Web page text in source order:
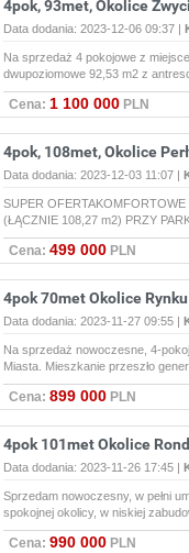
4pok, 93met, Okolice
Data dodania: 2023-12-06 09:37 |
Na sprzedaż 4 pokojowe z
dwupoziomowe 92,53 m2 z
Cena: 1 100 000PLN
4pok, 108met, Okolice
Data dodania: 2023-12-03 11:07 |
SUPER
(ŁĄCZNIE 108,27 m2) PRZY
Cena: 499 000PLN
4pok 70met Okolice Rynku
Data dodania: 2023-11-27 09:55 |
Na sprzedaż nowoczesne, 4-
Miasta. Mieszkanie przeszło
Cena: 899 000PLN
4pok 101met Okolice
Data dodania: 2023-11-26 17:45 |
Sprzedam nowoczesny, w pełni
spokojnej okolicy, w niskiej
Cena: 990 000PLN